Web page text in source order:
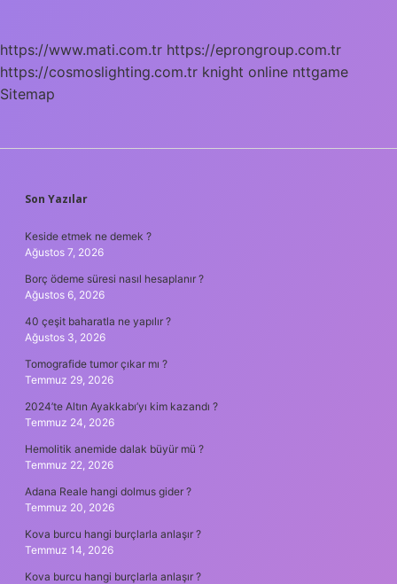
https://www.mati.com.tr https://eprongroup.com.tr
https://cosmoslighting.com.tr knight online nttgame
Sitemap
SIDEBAR
Son Yazılar
Keside etmek ne demek ?
Ağustos 7, 2026
Borç ödeme süresi nasıl hesaplanır ?
Ağustos 6, 2026
40 çeşit baharatla ne yapılır ?
Ağustos 3, 2026
Tomografide tumor çıkar mı ?
Temmuz 29, 2026
2024’te Altın Ayakkabı’yı kim kazandı ?
Temmuz 24, 2026
Hemolitik anemide dalak büyür mü ?
Temmuz 22, 2026
Adana Reale hangi dolmus gider ?
Temmuz 20, 2026
Kova burcu hangi burçlarla anlaşır ?
Temmuz 14, 2026
Kova burcu hangi burçlarla anlaşır ?